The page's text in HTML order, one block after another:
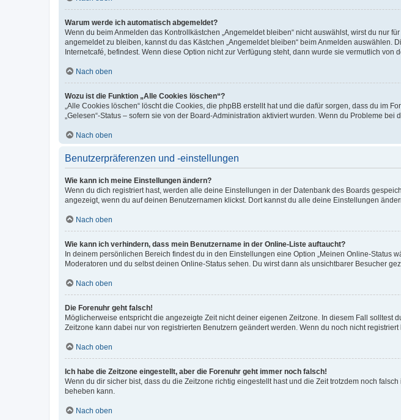
Warum werde ich automatisch abgemeldet?
Wenn du beim Anmelden das Kontrollkästchen „Angemeldet bleiben“ nicht auswählst, wirst du nur
angemeldet zu bleiben, kannst du das Kästchen „Angemeldet bleiben“ beim Anmelden
Internetcafé, befindest. Wenn diese Option nicht zur Verfügung steht, dann wurde sie vermutlich von
Nach oben
Wozu ist die Funktion „Alle Cookies löschen“?
„Alle Cookies löschen“ löscht die Cookies, die phpBB erstellt hat und die dafür sorgen, dass du im
„Gelesen“-Status – sofern sie von der Board-Administration aktiviert wurden. Wenn du Probleme
Nach oben
Benutzerpräferenzen und -einstellungen
Wie kann ich meine Einstellungen ändern?
Wenn du dich registriert hast, werden alle deine Einstellungen in der Datenbank des Boards
angezeigt, wenn du auf deinen Benutzernamen klickst. Dort kannst du alle deine Einstellungen
Nach oben
Wie kann ich verhindern, dass mein Benutzername in der Online-Liste auftaucht?
In deinem persönlichen Bereich findest du in den Einstellungen eine Option „Meinen Online-Status
Moderatoren und du selbst deinen Online-Status sehen. Du wirst dann als unsichtbarer Besucher
Nach oben
Die Forenuhr geht falsch!
Möglicherweise entspricht die angezeigte Zeit nicht deiner eigenen Zeitzone. In diesem Fall solltest
Zeitzone kann dabei nur von registrierten Benutzern geändert werden. Wenn du noch nicht
Nach oben
Ich habe die Zeitzone eingestellt, aber die Forenuhr geht immer noch falsch!
Wenn du dir sicher bist, dass du die Zeitzone richtig eingestellt hast und die Zeit trotzdem noch
beheben kann.
Nach oben